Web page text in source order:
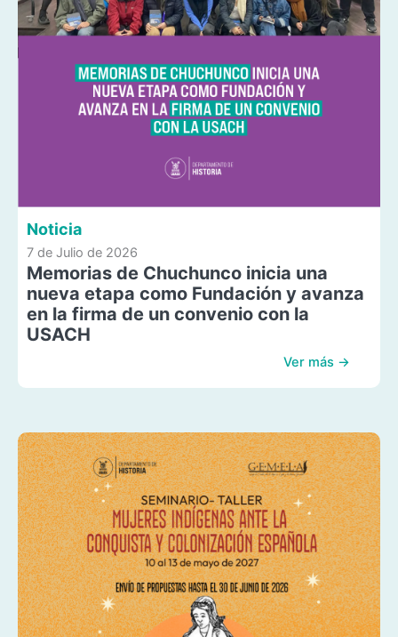
Noticia
7 de Julio de 2026
Memorias de Chuchunco inicia una
nueva etapa como Fundación y avanza
en la firma de un convenio con la
USACH
Ver más →